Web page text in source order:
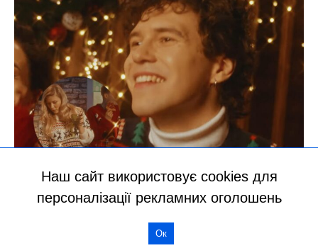
Наш сайт використовує cookies для
персоналізації рекламних оголошень
Ок